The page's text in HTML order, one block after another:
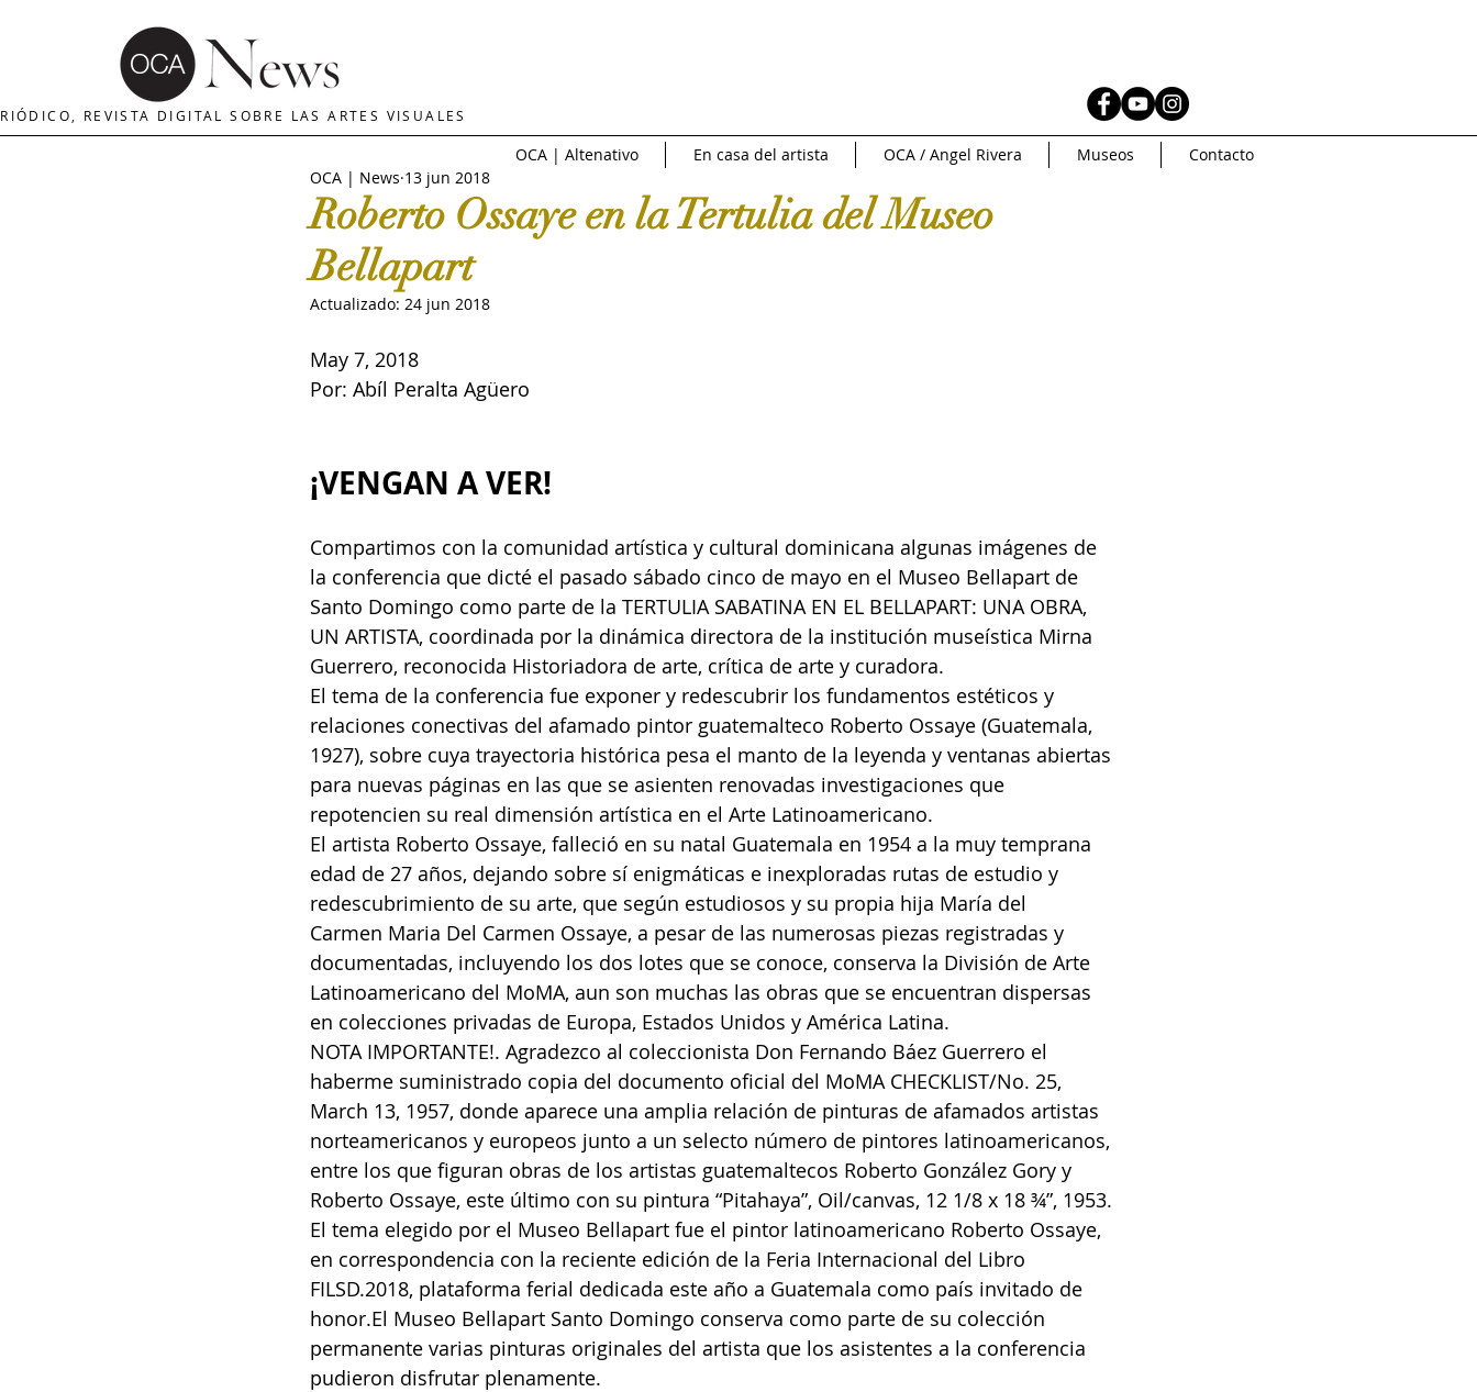
MUSEOS
MERCADO DE ARTE INTERNACIONAL
The Art Newspaper Crítica de Arte
Palacio deBellas arte
Roberto Ossaye en la Tertulia del Museo
Bellapart
OCA | News 13 jun 2018
Actualizado: 24 jun 2018
May 7, 2018
Por: Abíl Peralta Agüero
¡VENGAN A VER!
Compartimos con la comunidad artística y cultural dominicana algunas imágenes de
la conferencia que dicté el pasado sábado cinco de mayo en el Museo Bellapart de
Santo Domingo como parte de la TERTULIA SABATINA EN EL BELLAPART: UNA OBRA,
UN ARTISTA, coordinada por la dinámica directora de la institución museística Mirna
Guerrero, reconocida Historiadora de arte, crítica de arte y curadora.
El tema de la conferencia fue exponer y redescubrir los fundamentos estéticos y
relaciones conectivas del afamado pintor guatemalteco Roberto Ossaye (Guatemala,
1927), sobre cuya trayectoria histórica pesa el manto de la leyenda y ventanas abiertas
para nuevas páginas en las que se asienten renovadas investigaciones que
repotencien su real dimensión artística en el Arte Latinoamericano.
El artista Roberto Ossaye, falleció en su natal Guatemala en 1954 a la muy temprana
edad de 27 años, dejando sobre sí enigmáticas e inexploradas rutas de estudio y
redescubrimiento de su arte, que según estudiosos y su propia hija María del
Carmen Maria Del Carmen Ossaye, a pesar de las numerosas piezas registradas y
documentadas, incluyendo los dos lotes que se conoce, conserva la División de Arte
Latinoamericano del MoMA, aun son muchas las obras que se encuentran dispersas
en colecciones privadas de Europa, Estados Unidos y América Latina.
NOTA IMPORTANTE!. Agradezco al coleccionista Don Fernando Báez Guerrero el
haberme suministrado copia del documento oficial del MoMA CHECKLIST/No. 25,
March 13, 1957, donde aparece una amplia relación de pinturas de afamados artistas
norteamericanos y europeos junto a un selecto número de pintores latinoamericanos,
entre los que figuran obras de los artistas guatemaltecos Roberto González Gory y
Roberto Ossaye, este último con su pintura “Pitahaya”, Oil/canvas, 12 1/8 x 18 ¾”, 1953.
El tema elegido por el Museo Bellapart fue el pintor latinoamericano Roberto Ossaye,
en correspondencia con la reciente edición de la Feria Internacional del Libro
FILSD.2018, plataforma ferial dedicada este año a Guatemala como país invitado de
honor.El Museo Bellapart Santo Domingo conserva como parte de su colección
permanente varias pinturas originales del artista que los asistentes a la conferencia
pudieron disfrutar plenamente.
REVISTA DIGITAL SOBRE LAS ARTES VISUALES
OCA | Altenativo En casa del artista OCA / Angel Rivera Museos Contacto